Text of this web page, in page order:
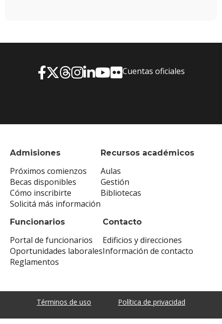
Admisiones
Próximos comienzos
Becas disponibles
Cómo inscribirte
Solicitá más información
Recursos académicos
Aulas
Gestión
Bibliotecas
Funcionarios
Portal de funcionarios
Oportunidades laborales
Reglamentos
Contacto
Edificios y direcciones
Información de contacto
Cuentas oficiales
Términos de uso Política de privacidad